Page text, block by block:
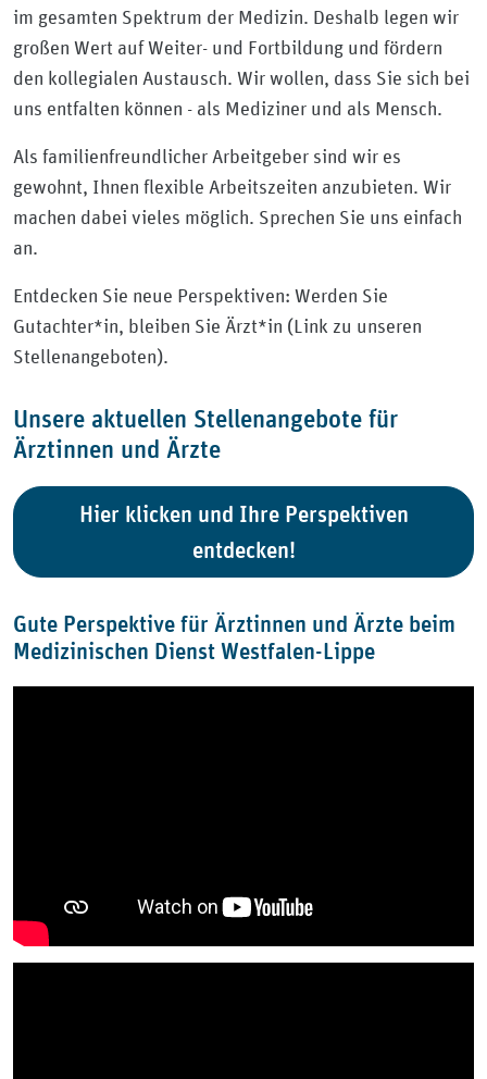
im gesamten Spektrum der Medizin. Deshalb legen wir
großen Wert auf Weiter- und Fortbildung und fördern
den kollegialen Austausch. Wir wollen, dass Sie sich bei
uns entfalten können - als Mediziner und als Mensch.
Als familienfreundlicher Arbeitgeber sind wir es
gewohnt, Ihnen flexible Arbeitszeiten anzubieten. Wir
machen dabei vieles möglich. Sprechen Sie uns einfach
an.
Entdecken Sie neue Perspektiven: Werden Sie
Gutachter*in, bleiben Sie Ärzt*in (Link zu unseren
Stellenangeboten).
Unsere aktuellen Stellenangebote für
Ärztinnen und Ärzte
Hier klicken und Ihre Perspektiven
entdecken!
Gute Perspektive für Ärztinnen und Ärzte beim
Medizinischen Dienst Westfalen-Lippe